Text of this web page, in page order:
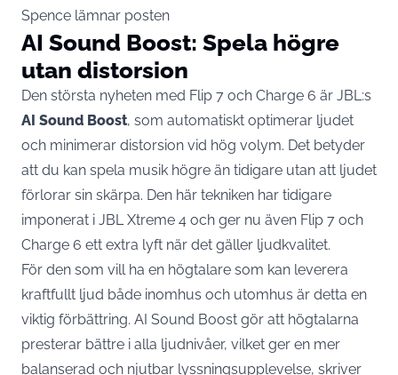
Spence lämnar posten
AI Sound Boost: Spela högre
utan distorsion
Den största nyheten med Flip 7 och Charge 6 är JBL:s
AI Sound Boost, som automatiskt optimerar ljudet
och minimerar distorsion vid hög volym. Det betyder
att du kan spela musik högre än tidigare utan att ljudet
förlorar sin skärpa. Den här tekniken har tidigare
imponerat i JBL Xtreme 4 och ger nu även Flip 7 och
Charge 6 ett extra lyft när det gäller ljudkvalitet.
För den som vill ha en högtalare som kan leverera
kraftfullt ljud både inomhus och utomhus är detta en
viktig förbättring. AI Sound Boost gör att högtalarna
presterar bättre i alla ljudnivåer, vilket ger en mer
balanserad och njutbar lyssningsupplevelse, skriver